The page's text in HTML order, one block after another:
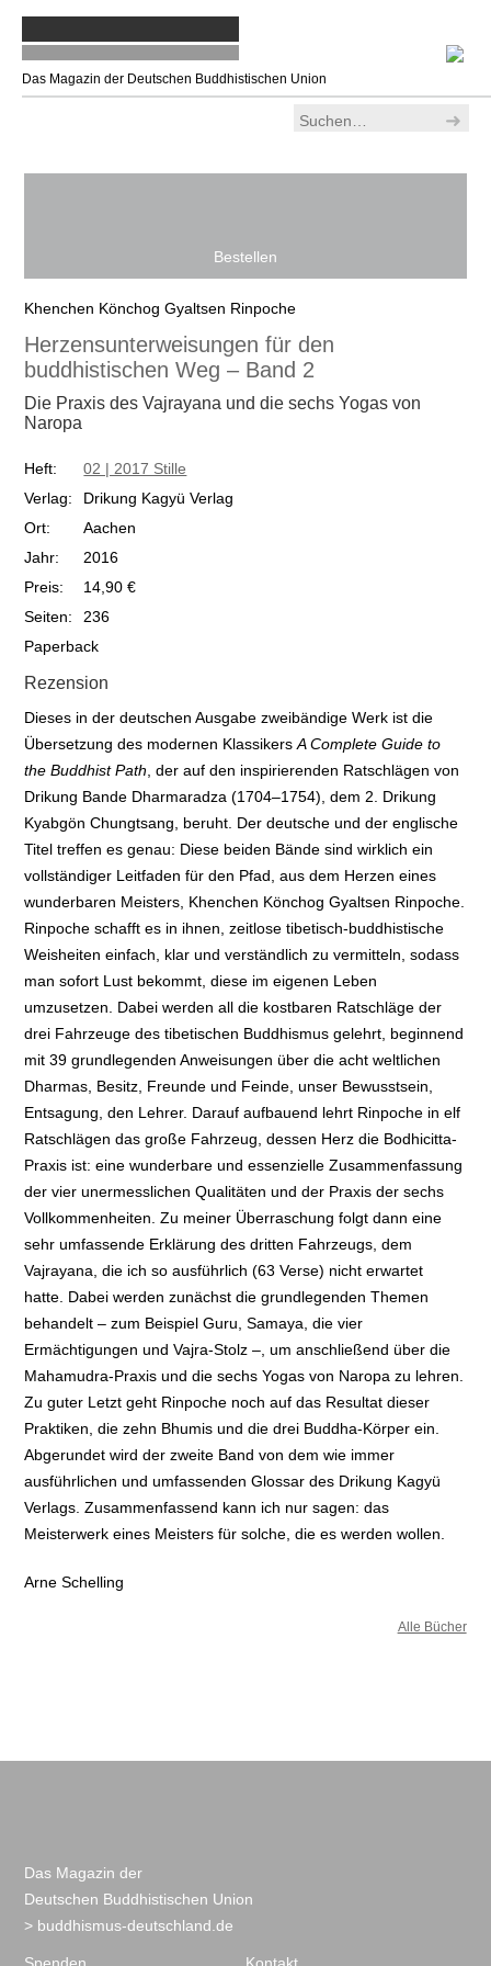
Das Magazin der Deutschen Buddhistischen Union
Bestellen
Khenchen Könchog Gyaltsen Rinpoche
Herzensunterweisungen für den
buddhistischen Weg – Band 2
Die Praxis des Vajrayana und die sechs Yogas von
Naropa
Heft:
02 | 2017 Stille
Verlag:
Drikung Kagyü Verlag
Ort:
Aachen
Jahr:
2016
Preis:
14,90 €
Seiten:
236
Paperback
Rezension
Dieses in der deutschen Ausgabe zweibändige Werk ist die
Übersetzung des modernen KlassikersA Complete Guide to
the Buddhist Path , der auf den inspirierenden Ratschlägen von
Drikung Bande Dharmaradza (1704–1754), dem 2. Drikung
Kyabgön Chungtsang, beruht. Der deutsche und der englische
Titel treffen es genau: Diese beiden Bände sind wirklich ein
vollständiger Leitfaden für den Pfad, aus dem Herzen eines
wunderbaren Meisters, Khenchen Könchog Gyaltsen Rinpoche.
Rinpoche schafft es in ihnen, zeitlose tibetisch-buddhistische
Weisheiten einfach, klar und verständlich zu vermitteln, sodass
man sofort Lust bekommt, diese im eigenen Leben
umzusetzen. Dabei werden all die kostbaren Ratschläge der
drei Fahrzeuge des tibetischen Buddhismus gelehrt, beginnend
mit 39 grundlegenden Anweisungen über die acht weltlichen
Dharmas, Besitz, Freunde und Feinde, unser Bewusstsein,
Entsagung, den Lehrer. Darauf aufbauend lehrt Rinpoche in elf
Ratschlägen das große Fahrzeug, dessen Herz die Bodhicitta-
Praxis ist: eine wunderbare und essenzielle Zusammenfassung
der vier unermesslichen Qualitäten und der Praxis der sechs
Vollkommenheiten. Zu meiner Überraschung folgt dann eine
sehr umfassende Erklärung des dritten Fahrzeugs, dem
Vajrayana, die ich so ausführlich (63 Verse) nicht erwartet
hatte. Dabei werden zunächst die grundlegenden Themen
behandelt – zum Beispiel Guru, Samaya, die vier
Ermächtigungen und Vajra-Stolz –, um anschließend über die
Mahamudra-Praxis und die sechs Yogas von Naropa zu lehren.
Zu guter Letzt geht Rinpoche noch auf das Resultat dieser
Praktiken, die zehn Bhumis und die drei Buddha-Körper ein.
Abgerundet wird der zweite Band von dem wie immer
ausführlichen und umfassenden Glossar des Drikung Kagyü
Verlags. Zusammenfassend kann ich nur sagen: das
Meisterwerk eines Meisters für solche, die es werden wollen.
Arne Schelling
Alle Bücher
Das Magazin der
Deutschen Buddhistischen Union
> buddhismus-deutschland.de